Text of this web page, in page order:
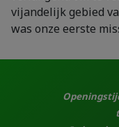
vijandelijk gebied
was onze eerste